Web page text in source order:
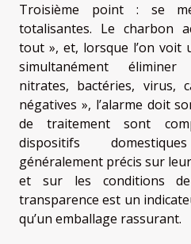
Troisième point : se
totalisantes. Le charbon
tout », et, lorsque l’on voit
simultanément éliminer
nitrates, bactéries, virus,
négatives », l’alarme doit
de traitement sont
dispositifs
généralement précis sur
et sur les conditions de
transparence est un
qu’un emballage rassurant.